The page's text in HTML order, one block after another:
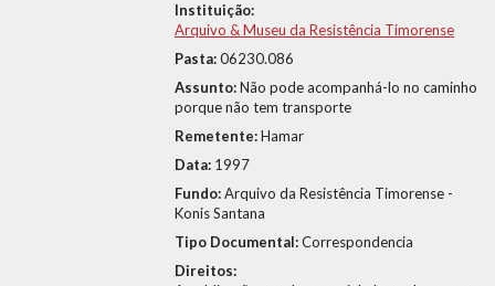
Instituição:
Arquivo & Museu da Resistência Timorense
Pasta:06230.086
Assunto:Não pode acompanhá-lo no caminho
porque não tem transporte
Remetente:Hamar
Data: 1997
Fundo:Arquivo da Resistência Timorense -
Konis Santana
Tipo Documental:Correspondencia
Direitos: